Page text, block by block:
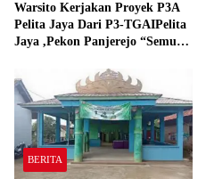
Warsito Kerjakan Proyek P3A
Pelita Jaya Dari P3-TGAIPelita
Jaya ,Pekon Panjerejo “Semua
BERITA